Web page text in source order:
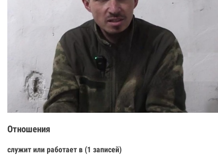
Отношения
служит или работает в (1 записей)